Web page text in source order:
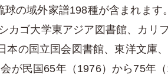
の域外家譜198種が含まれます
カゴ大学東アジア図書館、カリ
の国立国会図書館、東洋文庫
が民国65年（1976）から75年